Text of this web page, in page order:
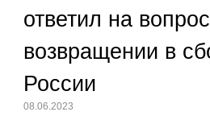
ответил на
возвращении в
России
08.06.2023